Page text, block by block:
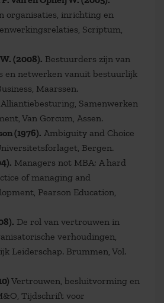
organisaties, inrichting en
Scriptum,
(2008). Bestuurders zijn van
en netwerken vanuit bestuurlijk
Maarssen.
Alliantiebesturing, Samenwerken
Van Gorcum, Assen.
(1976). Ambiguity and Choice
Bergen.
Managers not MBA; A hard
of managing and
Pearson Education,
De rol van vertrouwen in
verhoudingen,
Leiderschap. Brummen, Vol.
Vertrouwen, besluitvorming en
Tijdschrift voor